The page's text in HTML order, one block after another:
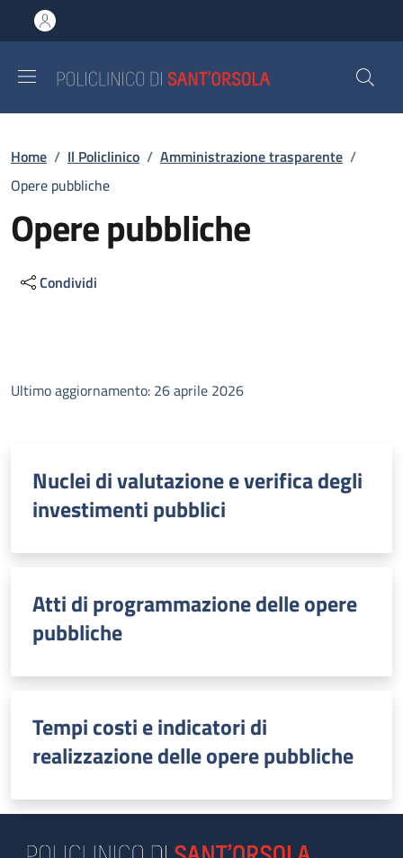
al contenuto principale
to footer content
Briciole di pane
Home / Il Policlinico / Amministrazione trasparente /
Opere pubbliche
Opere pubbliche
Condividi
Ultimo aggiornamento: 26 aprile 2026
Nuclei di valutazione e verifica degli
investimenti pubblici
Atti di programmazione delle opere
pubbliche
Tempi costi e indicatori di
realizzazione delle opere pubbliche